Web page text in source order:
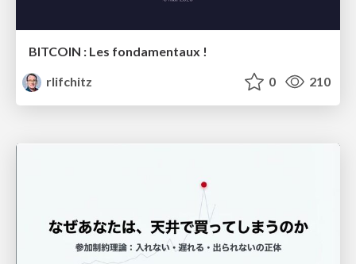
BITCOIN : Les fondamentaux !
rlifchitz
0 210